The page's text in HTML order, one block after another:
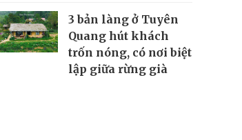
3 bản làng ở Tuyên
Quang hút khách
trốn nóng, có nơi biệt
lập giữa rừng già